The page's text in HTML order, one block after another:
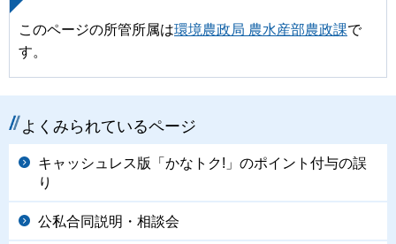
このページの所管所属は環境農政局 農水産部農政課で
す。
よくみられているページ
キャッシュレス版「かなトク!」のポイント付与の誤
り
公私合同説明・相談会